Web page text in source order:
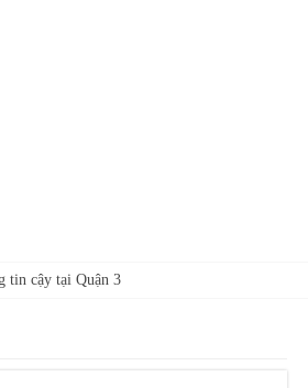
tin cậy tại Quận 3